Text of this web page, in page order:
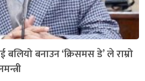
बनाउन ‘क्रिसमस डे’ ले राम्रो